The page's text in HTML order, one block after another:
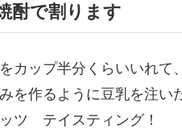
酎で割ります
カップ半分くらいいれて
を作るように豆乳を注
ツ テイスティング！